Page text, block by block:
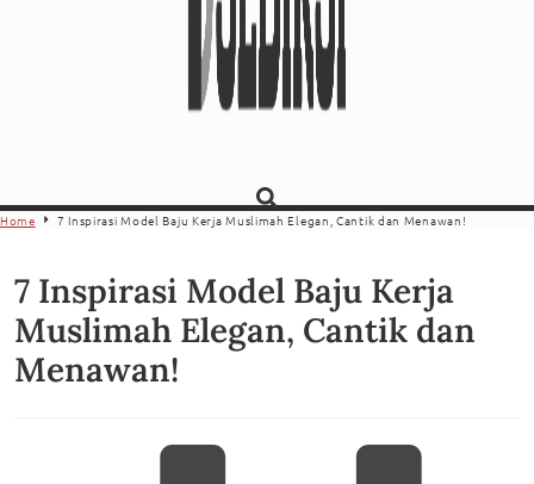
Home 7 Inspirasi Model Baju Kerja Muslimah Elegan, Cantik dan Menawan!
7 Inspirasi Model Baju Kerja
Muslimah Elegan, Cantik dan
Menawan!